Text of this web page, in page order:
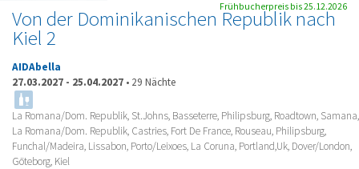
Von der Dominikanischen Republik nach
Kiel 2
AIDAbella
27.03.2027 - 25.04.2027 • 29 Nächte
La Romana/Dom. Republik, St.Johns, Basseterre, Philipsburg, Roadtown, Samana,
La Romana/Dom. Republik, Castries, Fort De France, Rouseau, Philipsburg,
Funchal/Madeira, Lissabon, Porto/Leixoes, La Coruna, Portland,Uk, Dover/London,
Göteborg, Kiel
Frühbucherpreis bis 25.12.2026